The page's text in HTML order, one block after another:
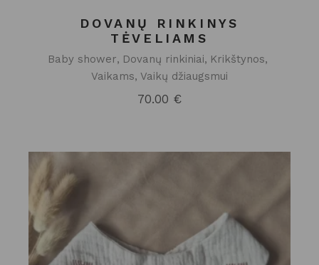
DOVANŲ RINKINYS
TĖVELIAMS
Baby shower Dovanų rinkiniai
Krikštynos
Vaikams Vaikų džiaugsmui
70.00 €